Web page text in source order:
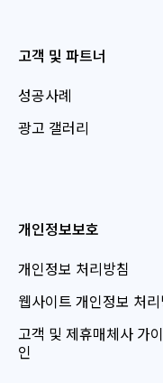
고객 및 파트너
성공사례
광고 갤러리
개인정보보호
개인정보 처리방침
웹사이트 개인정보 처
고객 및 제휴매체사 가
인